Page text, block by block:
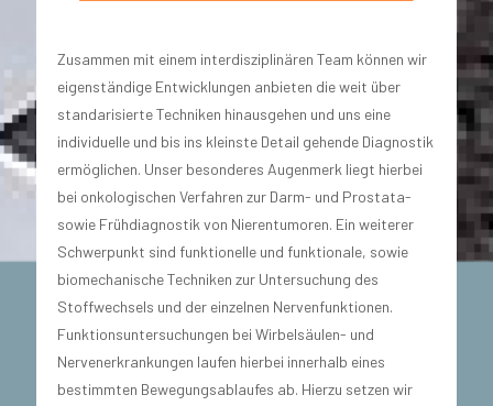
Zusammen mit einem interdisziplinären Team können wir
eigenständige Entwicklungen anbieten die weit über
standarisierte Techniken hinausgehen und uns eine
individuelle und bis ins kleinste Detail gehende Diagnostik
ermöglichen. Unser besonderes Augenmerk liegt hierbei
bei onkologischen Verfahren zur Darm- und Prostata-
sowie Frühdiagnostik von Nierentumoren. Ein weiterer
Schwerpunkt sind funktionelle und funktionale, sowie
biomechanische Techniken zur Untersuchung des
Stoffwechsels und der einzelnen Nervenfunktionen.
Funktionsuntersuchungen bei Wirbelsäulen- und
Nervenerkrankungen laufen hierbei innerhalb eines
bestimmten Bewegungsablaufes ab. Hierzu setzen wir